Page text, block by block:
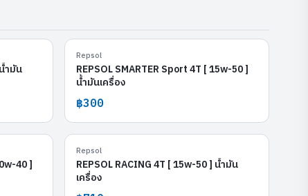
ำมัน
Repsol
REPSOL SMARTER Sport 4T [ 15w-50 ]
น้ำมันเครื่อง
฿300
40 ]
Repsol
REPSOL RACING 4T [ 15w-50 ] น้ำมัน
เครื่อง